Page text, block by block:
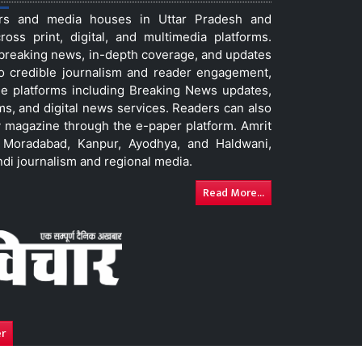
and media houses in Uttar Pradesh and
print, digital, and multimedia platforms.
news, in-depth coverage, and updates
journalism and reader engagement,
platforms including Breaking News updates,
and digital news services. Readers can also
through the e-paper platform. Amrit
Kanpur, Ayodhya, and Haldwani,
journalism and regional media.
Read More...